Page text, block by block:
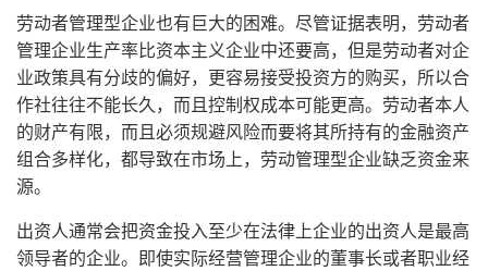
劳动者管理型企业也有巨大的困难。尽管证据表明，劳动者
管理企业生产率比资本主义企业中还要高，但是劳动者对企
业政策具有分歧的偏好，更容易接受投资方的购买，所以合
作社往往不能长久，而且控制权成本可能更高。劳动者本人
的财产有限，而且必须规避风险而要将其所持有的金融资产
组合多样化，都导致在市场上，劳动管理型企业缺乏资金来
源。
出资人通常会把资金投入至少在法律上企业的出资人是最高
领导者的企业。即使实际经营管理企业的董事长或者职业经